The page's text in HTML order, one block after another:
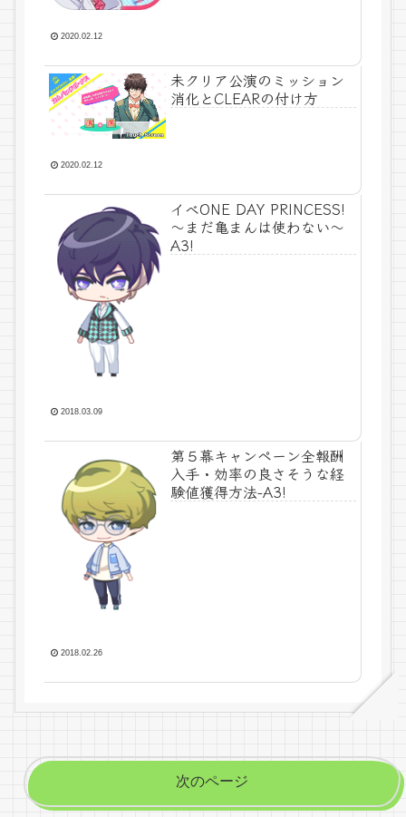
2020.02.12
未クリア公演のミッション
消化とCLEARの付け方
2020.02.12
イベONE DAY PRINCESS!
～まだ亀まんは使わない～
A3!
2018.03.09
第５幕キャンペーン全報酬
入手・効率の良さそうな経
験値獲得方法-A3!
2018.02.26
次のページ